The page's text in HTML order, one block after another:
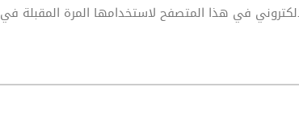
في هذا المتصفح لاستخدامها المرة المقبلة في